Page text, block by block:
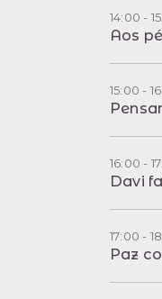
14:00 -
Aos
15:00 -
16:00 -
Davi
17:00 -
Paz